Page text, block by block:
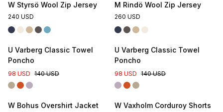
W Styrsö Wool Zip Jersey
240 USD
M Rindö Wool Zip Jersey
260 USD
U Varberg Classic Towel
Poncho
98 USD 140 USD
U Varberg Classic Towel
Poncho
98 USD 140 USD
W Bohus Overshirt Jacket W Vaxholm Corduroy Shorts